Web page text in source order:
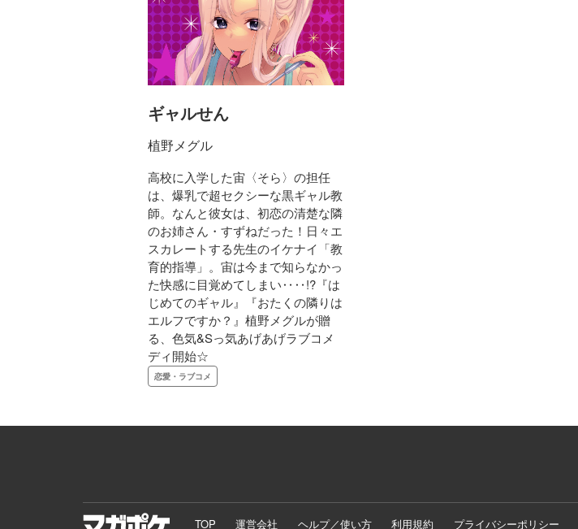
ギャルせん
植野メグル
高校に入学した宙〈そら〉の担任
は、爆乳で超セクシーな黒ギャル教
師。なんと彼女は、初恋の清楚な隣
のお姉さん・すずねだった！日々エ
スカレートする先生のイケナイ「教
育的指導」。宙は今まで知らなかっ
た快感に目覚めてしまい‥‥!?『は
じめてのギャル』『おたくの隣りは
エルフですか？』植野メグルが贈
る、色気&Sっ気あげあげラブコメ
ディ開始☆
恋愛・ラブコメ
TOP 運営会社 ヘルプ／使い方 利用規約 プライバシーポリシー